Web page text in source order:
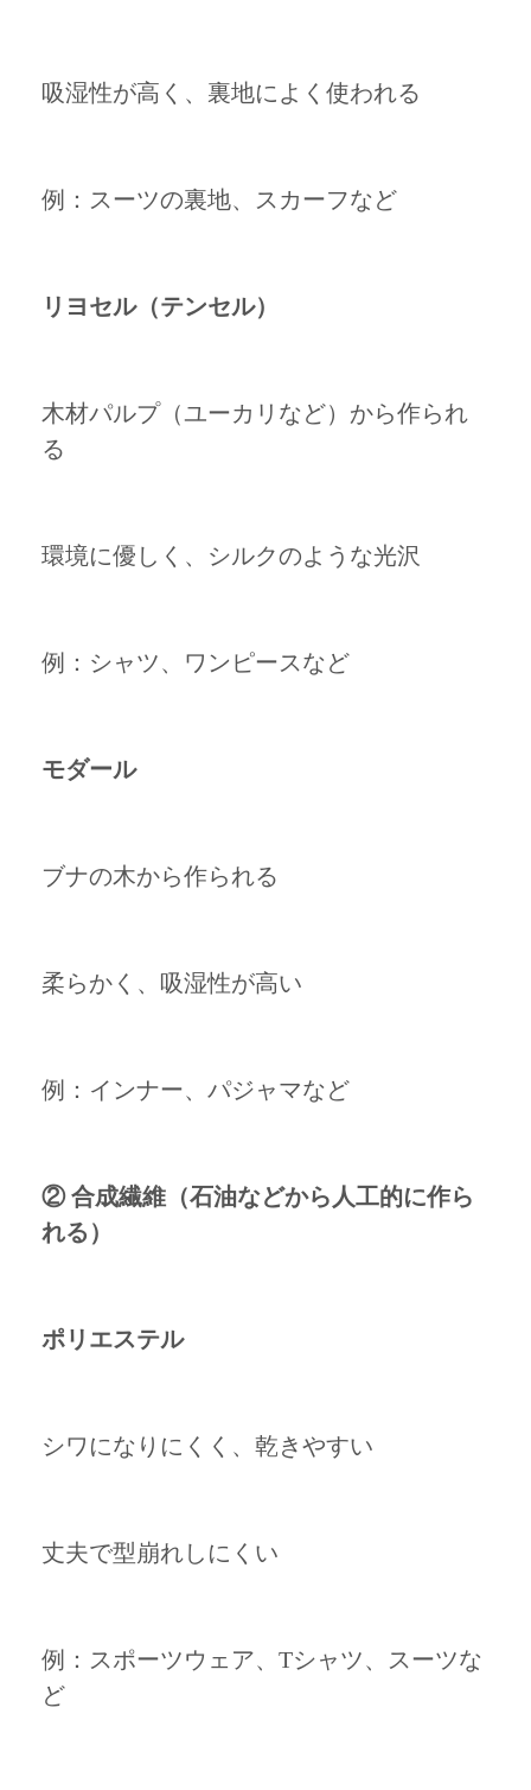
吸湿性が高く、裏地によく使われる
例：スーツの裏地、スカーフなど
リヨセル（テンセル）
木材パルプ（ユーカリなど）から作られ
る
環境に優しく、シルクのような光沢
例：シャツ、ワンピースなど
モダール
ブナの木から作られる
柔らかく、吸湿性が高い
例：インナー、パジャマなど
② 合成繊維（石油などから人工的に作ら
れる）
ポリエステル
シワになりにくく、乾きやすい
丈夫で型崩れしにくい
例：スポーツウェア、Tシャツ、スーツな
ど